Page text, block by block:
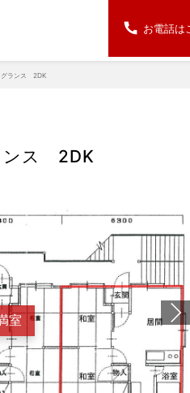
グランス 2DK
ンス 2DK
室
お電話は